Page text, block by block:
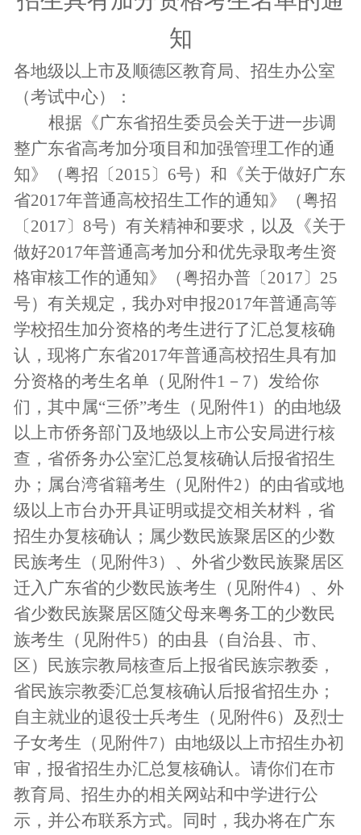
知
各地级以上市及顺德区教育局、招生办公室
（考试中心）：
根据《广东省招生委员会关于进一步调
整广东省高考加分项目和加强管理工作的通
知》（粤招〔2015〕 6号）和《关于做好广东
省2017年普通高校招生工作的通知》（粤招
〔2017〕 8号）有关精神和要求，以及《关于
做好2017年普通高考加分和优先录取考生资
格审核工作的通知》（粤招办普〔2017〕 25
号）有关规定，我办对申报2017年普通高等
学校招生加分资格的考生进行了汇总复核确
认，现将广东省2017年普通高校招生具有加
分资格的考生名单（见附件1 － 7）发给你
们，其中属“三侨”考生（见附件1 ）的由地级
以上市侨务部门及地级以上市公安局进行核
查，省侨务办公室汇总复核确认后报省招生
办；属台湾省籍考生（见附件2）的由省或地
级以上市台办开具证明或提交相关材料，省
招生办复核确认；属少数民族聚居区的少数
民族考生（见附件3）、外省少数民族聚居区
迁入广东省的少数民族考生（见附件4）、外
省少数民族聚居区随父母来粤务工的少数民
族考生（见附件5）的由县（自治县、市、
区）民族宗教局核查后上报省民族宗教委，
省民族宗教委汇总复核确认后报省招生办；
自主就业的退役士兵考生（见附件6）及烈士
子女考生（见附件7）由地级以上市招生办初
审，报省招生办汇总复核确认。请你们在市
教育局、招生办的相关网站和中学进行公
示，并公布联系方式。同时，我办将在广东